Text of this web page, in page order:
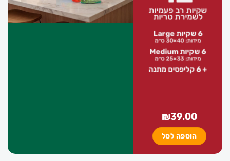
שקיות רב פעמיות
לשמירת טריות
6 שקיות Large
מידות: 40×30 ס״מ
6 שקיות Medium
מידות: 33×25 ס״מ
+ 6 קליפסים מתנה
₪39.00
הוספה לסל